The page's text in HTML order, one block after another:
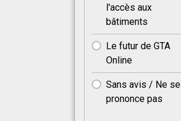
l'accès aux
bâtiments
Le futur de GTA
Online
Sans avis / Ne se
prononce pas